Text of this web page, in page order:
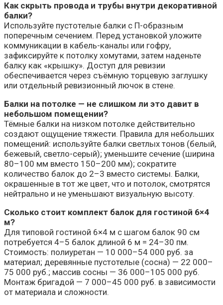
Как скрыть провода и трубы внутри декоративной
балки?
Используйте пустотелые балки с П-образным
поперечным сечением. Перед установкой уложите
коммуникации в кабель-каналы или гофру,
зафиксируйте к потолку хомутами, затем наденьте
балку как «крышку». Доступ для ревизии
обеспечивается через съёмную торцевую заглушку
или отдельный ревизионный лючок в стене.
Балки на потолке — не слишком ли это давит в
небольшом помещении?
Тёмные балки на низком потолке действительно
создают ощущение тяжести. Правила для небольших
помещений: используйте балки светлых тонов (белый,
бежевый, светло-серый); уменьшите сечение (ширина
80–100 мм вместо 150–200 мм); сократите
количество балок до 2–3 вместо системы. Балки,
окрашенные в тот же цвет, что и потолок, смотрятся
нейтрально и не уменьшают визуальную высоту.
Сколько стоит комплект балок для гостиной 6×4
м?
Для типовой гостиной 6×4 м с шагом балок 90 см
потребуется 4–5 балок длиной 6 м = 24–30 пм.
Стоимость: полиуретан — 10 000–54 000 руб. за
материал; деревянные пустотелые (сосна) — 22 000–
75 000 руб.; массив сосны — 36 000–105 000 руб.
Монтаж бригадой — 7 000–45 000 руб. в зависимости
от материала и сложности.